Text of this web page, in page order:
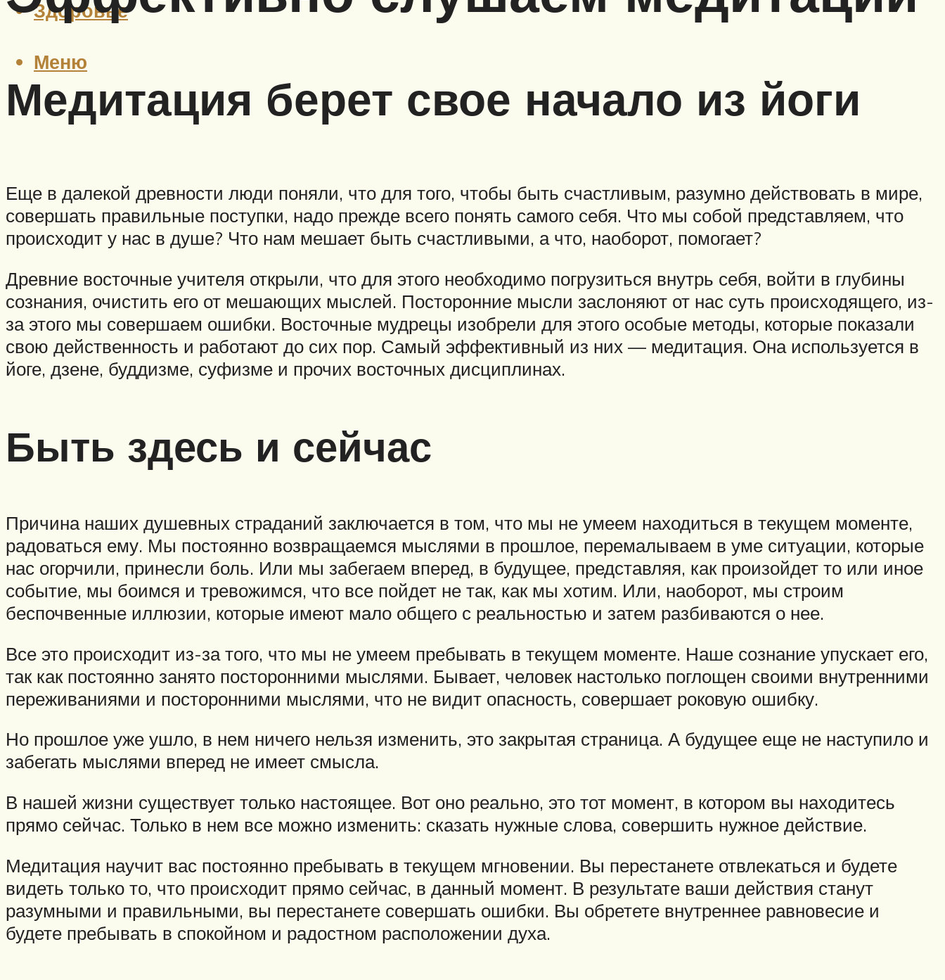
Здоровье
Меню
Медитация берет свое начало из йоги
Еще в далекой древности люди поняли, что для того, чтобы быть счастливым, разумно действовать в мире,
совершать правильные поступки, надо прежде всего понять самого себя. Что мы собой представляем, что
происходит у нас в душе? Что нам мешает быть счастливыми, а что, наоборот, помогает?
Древние восточные учителя открыли, что для этого необходимо погрузиться внутрь себя, войти в глубины
сознания, очистить его от мешающих мыслей. Посторонние мысли заслоняют от нас суть происходящего, из-
за этого мы совершаем ошибки. Восточные мудрецы изобрели для этого особые методы, которые показали
свою действенность и работают до сих пор. Самый эффективный из них — медитация. Она используется в
йоге, дзене, буддизме, суфизме и прочих восточных дисциплинах.
Быть здесь и сейчас
Причина наших душевных страданий заключается в том, что мы не умеем находиться в текущем моменте,
радоваться ему. Мы постоянно возвращаемся мыслями в прошлое, перемалываем в уме ситуации, которые
нас огорчили, принесли боль. Или мы забегаем вперед, в будущее, представляя, как произойдет то или иное
событие, мы боимся и тревожимся, что все пойдет не так, как мы хотим. Или, наоборот, мы строим
беспочвенные иллюзии, которые имеют мало общего с реальностью и затем разбиваются о нее.
Все это происходит из-за того, что мы не умеем пребывать в текущем моменте. Наше сознание упускает его,
так как постоянно занято посторонними мыслями. Бывает, человек настолько поглощен своими внутренними
переживаниями и посторонними мыслями, что не видит опасность, совершает роковую ошибку.
Но прошлое уже ушло, в нем ничего нельзя изменить, это закрытая страница. А будущее еще не наступило и
забегать мыслями вперед не имеет смысла.
В нашей жизни существует только настоящее. Вот оно реально, это тот момент, в котором вы находитесь
прямо сейчас. Только в нем все можно изменить: сказать нужные слова, совершить нужное действие.
Медитация научит вас постоянно пребывать в текущем мгновении. Вы перестанете отвлекаться и будете
видеть только то, что происходит прямо сейчас, в данный момент. В результате ваши действия станут
разумными и правильными, вы перестанете совершать ошибки. Вы обретете внутреннее равновесие и
будете пребывать в спокойном и радостном расположении духа.